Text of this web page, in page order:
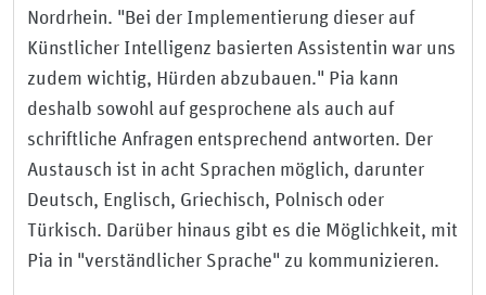
Nordrhein. "Bei der Implementierung dieser auf
Künstlicher Intelligenz basierten Assistentin war uns
zudem wichtig, Hürden abzubauen." Pia kann
deshalb sowohl auf gesprochene als auch auf
schriftliche Anfragen entsprechend antworten. Der
Austausch ist in acht Sprachen möglich, darunter
Deutsch, Englisch, Griechisch, Polnisch oder
Türkisch. Darüber hinaus gibt es die Möglichkeit, mit
Pia in "verständlicher Sprache" zu kommunizieren.